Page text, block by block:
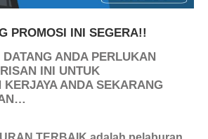
PROMOSI INI SEGERA!!
ANDA PERLUKAN
INI UNTUK
ANDA SEKARANG